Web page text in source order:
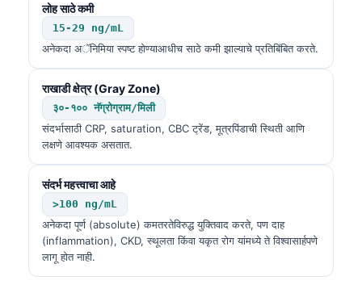
लोह साठे कमी
15-29 ng/mL
अनेकदा अॅनिमिया स्पष्ट होण्याआधीच साठे कमी झाल्याचे प्रतिबिंबित करते.
राखाडी क्षेत्र (Gray Zone)
३०-१०० नॅग्रोग्राम/मिली
संदर्भासाठी CRP, saturation, CBC ट्रेंड, मूत्रपिंडाची स्थिती आणि
लक्षणे आवश्यक असतात.
संदर्भ महत्त्वाचा आहे
>100 ng/mL
अनेकदा पूर्ण (absolute) कमतरतेविरुद्ध युक्तिवाद करते, पण दाह
(inflammation), CKD, स्थूलता किंवा यकृत रोग यांमध्ये ते विश्वासार्हपणे
लागू होत नाही.